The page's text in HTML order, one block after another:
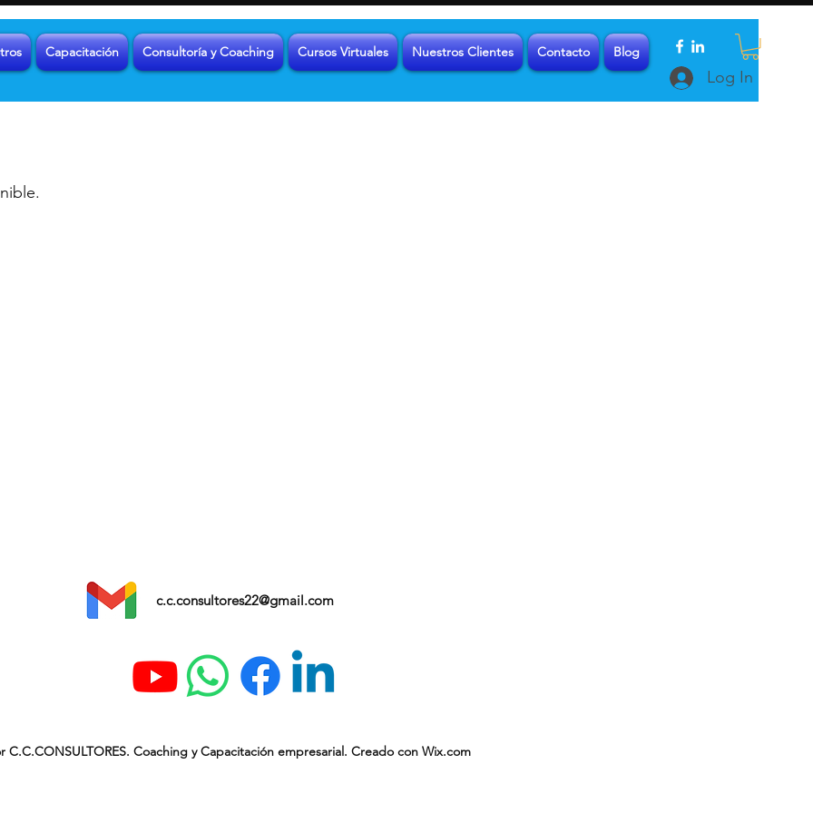
Capacitación Consultoría y Coaching Cursos Virtuales Nuestros Clientes Contacto Blog
Log In
c.c.consultores22@gmail.com
C.C.CONSULTORES. Coaching y Capacitación empresarial. Creado con Wix.com